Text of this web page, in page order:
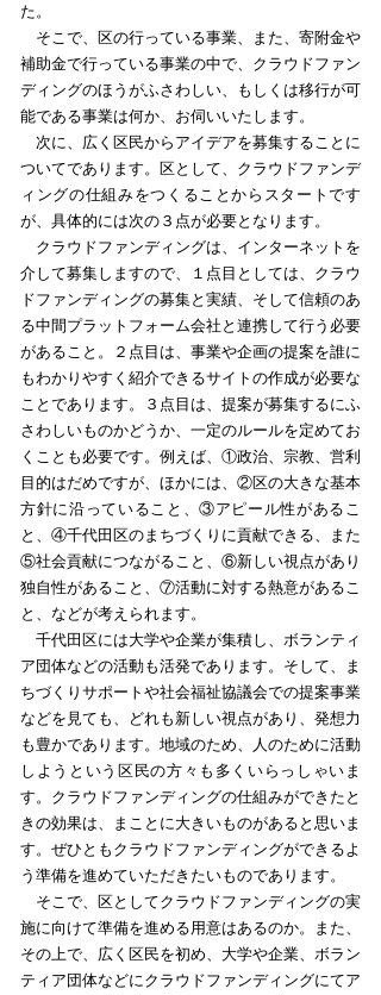
た。
そこで、区の行っている事業、また、寄附金や
補助金で行っている事業の中で、クラウドファン
ディングのほうがふさわしい、もしくは移行が可
能である事業は何か、お伺いいたします。
次に、広く区民からアイデアを募集することに
ついてであります。区として、クラウドファンデ
ィングの仕組みをつくることからスタートです
が、具体的には次の３点が必要となります。
クラウドファンディングは、インターネットを
介して募集しますので、１点目としては、クラウ
ドファンディングの募集と実績、そして信頼のあ
る中間プラットフォーム会社と連携して行う必要
があること。２点目は、事業や企画の提案を誰に
もわかりやすく紹介できるサイトの作成が必要な
ことであります。３点目は、提案が募集するにふ
さわしいものかどうか、一定のルールを定めてお
くことも必要です。例えば、①政治、宗教、営利
目的はだめですが、ほかには、②区の大きな基本
方針に沿っていること、③アピール性があるこ
と、④千代田区のまちづくりに貢献できる、また
⑤社会貢献につながること、⑥新しい視点があり
独自性があること、⑦活動に対する熱意があるこ
と、などが考えられます。
千代田区には大学や企業が集積し、ボランティ
ア団体などの活動も活発であります。そして、ま
ちづくりサポートや社会福祉協議会での提案事業
などを見ても、どれも新しい視点があり、発想力
も豊かであります。地域のため、人のために活動
しようという区民の方々も多くいらっしゃいま
す。クラウドファンディングの仕組みができたと
きの効果は、まことに大きいものがあると思いま
す。ぜひともクラウドファンディングができるよ
う準備を進めていただきたいものであります。
そこで、区としてクラウドファンディングの実
施に向けて準備を進める用意はあるのか。また、
その上で、広く区民を初め、大学や企業、ボラン
ティア団体などにクラウドファンディングにてア